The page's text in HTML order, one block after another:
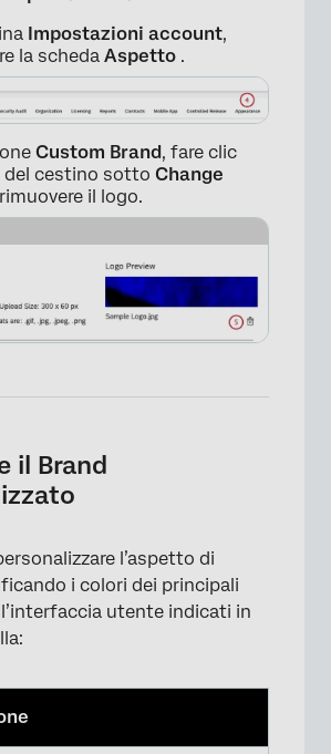
×
Impostazioni account,
la scheda Aspetto .
Custom Brand, fare clic
del cestino sotto Change
il logo.
il Brand
l’aspetto di
i colori dei principali
utente indicati in